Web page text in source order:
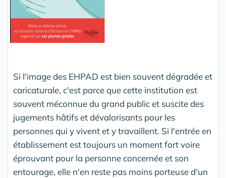
Si l'image des EHPAD est bien souvent dégradée et
caricaturale, c'est parce que cette institution est
souvent méconnue du grand public et suscite des
jugements hâtifs et dévalorisants pour les
personnes qui y vivent et y travaillent. Si l'entrée en
établissement est toujours un moment fort voire
éprouvant pour la personne concernée et son
entourage, elle n'en reste pas moins porteuse d'un